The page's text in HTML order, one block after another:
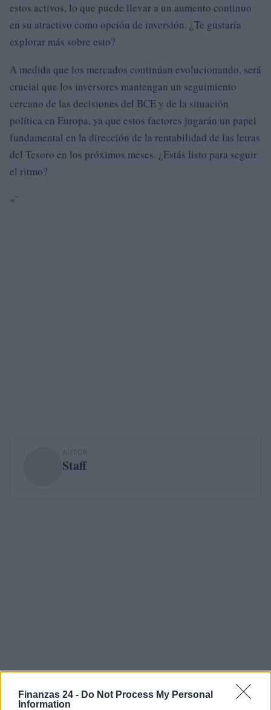
Finanzas 24 - Do Not Process My Personal
Information
estos activos, lo que puede llevar a un aumento continuo
en su atractivo como opción de inversión. ¿Te gustaría
explorar más sobre esto?
A medida que los mercados continúan evolucionando, será
crucial que los inversores mantengan un seguimiento
cercano de las decisiones del BCE y de la situación
política en Europa, ya que estos factores jugarán un papel
fundamental en la dirección de la rentabilidad de las letras
del Tesoro en los próximos meses. ¿Estás listo para seguir
el ritmo?
«`
AUTOR
Staff